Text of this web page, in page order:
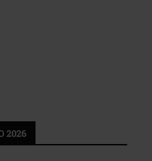
2026